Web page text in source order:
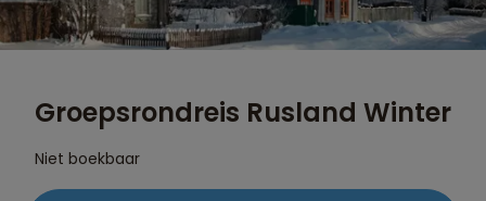
Groepsrondreis Rusland Winter
Niet boekbaar